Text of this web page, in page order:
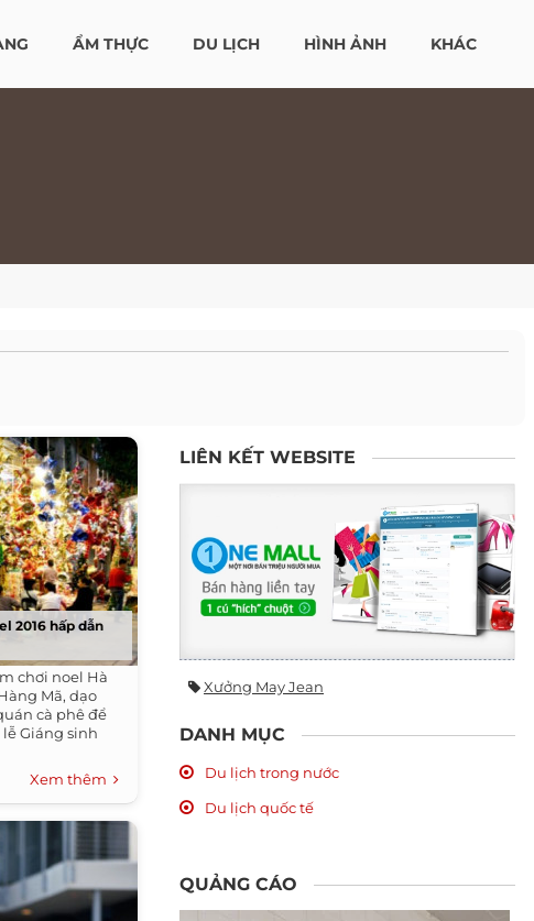
ẨM THỰC DU LỊCH HÌNH ẢNH KHÁC
2016 hấp dẫn
chơi noel Hà
Mã, dạo
cà phê để
Giáng sinh
Xem thêm
LIÊN KẾT WEBSITE
Xưởng May Jean
DANH MỤC
Du lịch trong nước
Du lịch quốc tế
QUẢNG CÁO